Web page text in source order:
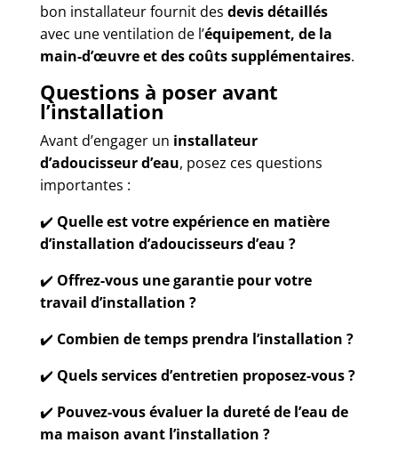
bon installateur fournit des devis détaillés
avec une ventilation de l’équipement, de la
main-d’œuvre et des coûts supplémentaires.
Questions à poser avant
l’installation
Avant d’engager un installateur
d’adoucisseur d’eau, posez ces questions
importantes :
✔️ Quelle est votre expérience en matière
d’installation d’adoucisseurs d’eau ?
✔️ Offrez-vous une garantie pour votre
travail d’installation ?
✔️ Combien de temps prendra l’installation ?
✔️ Quels services d’entretien proposez-vous ?
✔️ Pouvez-vous évaluer la dureté de l’eau de
ma maison avant l’installation ?